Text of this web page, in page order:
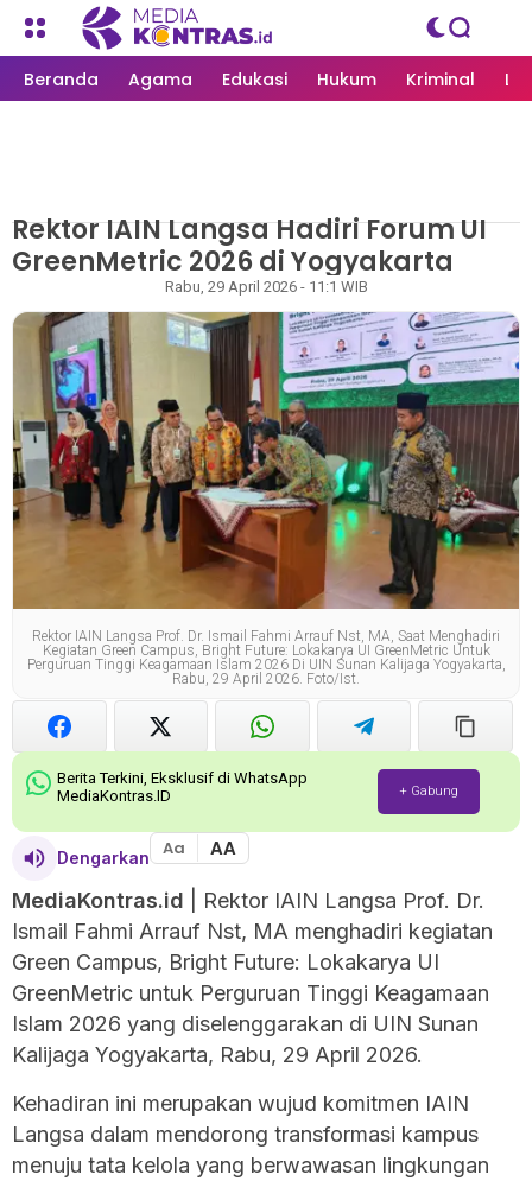
Beranda Agama Edukasi Hukum Kriminal
MEDIAKONTRAS.ID LANGSA
Rektor IAIN Langsa Hadiri Forum UI
GreenMetric 2026 di Yogyakarta
Rabu, 29 April 2026 - 11:1 WIB
Rektor IAIN Langsa Prof. Dr. Ismail Fahmi Arrauf Nst, MA, Saat Menghadiri
Kegiatan Green Campus, Bright Future: Lokakarya UI GreenMetric Untuk
Perguruan Tinggi Keagamaan Islam 2026 Di UIN Sunan Kalijaga Yogyakarta,
Rabu, 29 April 2026. Foto/ist.
Berita Terkini, Eksklusif di WhatsApp
MediaKontras.ID
+ Gabung
Dengarkan Aa AA
MediaKontras.id | Rektor IAIN Langsa Prof. Dr.
Ismail Fahmi Arrauf Nst, MA menghadiri kegiatan
Green Campus, Bright Future: Lokakarya UI
GreenMetric untuk Perguruan Tinggi Keagamaan
Islam 2026 yang diselenggarakan di UIN Sunan
Kalijaga Yogyakarta, Rabu, 29 April 2026.
Kehadiran ini merupakan wujud komitmen IAIN
Langsa dalam mendorong transformasi kampus
menuju tata kelola yang berwawasan lingkungan